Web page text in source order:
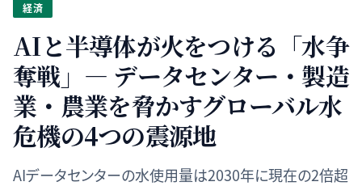
経済
AIと半導体が火をつける「水争
奪戦」— データセンター・製造
業・農業を脅かすグローバル水
危機の4つの震源地
AIデータセンターの水使用量は2030年に現在の2倍超